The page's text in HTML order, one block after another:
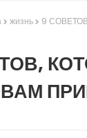
жизнь
9